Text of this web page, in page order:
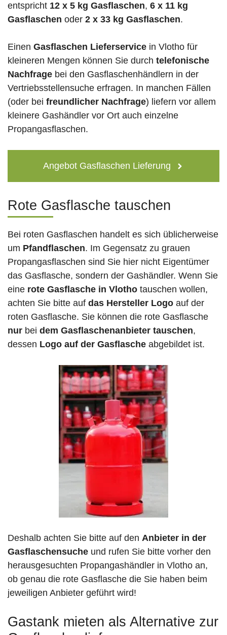
entspricht 12 x 5 kg Gasflaschen, 6 x 11 kg
Gasflaschen oder 2 x 33 kg Gasflaschen.
Einen Gasflaschen Lieferservice in Vlotho für
kleineren Mengen können Sie durch telefonische
Nachfrage bei den Gasflaschenhändlern in der
Vertriebsstellensuche erfragen. In manchen Fällen
(oder bei freundlicher Nachfrage) liefern vor allem
kleinere Gashändler vor Ort auch einzelne
Propangasflaschen.
Angebot Gasflaschen Lieferung
Rote Gasflasche tauschen
Bei roten Gasflaschen handelt es sich üblicherweise
um Pfandflaschen. Im Gegensatz zu grauen
Propangasflaschen sind Sie hier nicht Eigentümer
das Gasflasche, sondern der Gashändler. Wenn Sie
eine rote Gasflasche in Vlotho tauschen wollen,
achten Sie bitte auf das Hersteller Logo auf der
roten Gasflasche. Sie können die rote Gasflasche
nur bei dem Gasflaschenanbieter tauschen,
dessen Logo auf der Gasflasche abgebildet ist.
Deshalb achten Sie bitte auf den Anbieter in der
Gasflaschensuche und rufen Sie bitte vorher den
herausgesuchten Propangashändler in Vlotho an,
ob genau die rote Gasflasche die Sie haben beim
jeweiligen Anbieter geführt wird!
Gastank mieten als Alternative zur